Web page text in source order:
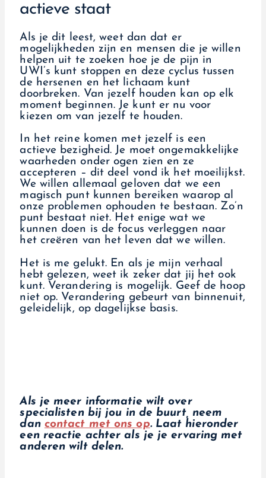
actieve staat
Als je dit leest, weet dan dat er
mogelijkheden zijn en mensen die je willen
helpen uit te zoeken hoe je de pijn in
UWI’s kunt stoppen en deze cyclus tussen
de hersenen en het lichaam kunt
doorbreken. Van jezelf houden kan op elk
moment beginnen. Je kunt er nu voor
kiezen om van jezelf te houden.
In het reine komen met jezelf is een
actieve bezigheid. Je moet ongemakkelijke
waarheden onder ogen zien en ze
accepteren – dit deel vond ik het moeilijkst.
We willen allemaal geloven dat we een
magisch punt kunnen bereiken waarop al
onze problemen ophouden te bestaan. Zo’n
punt bestaat niet. Het enige wat we
kunnen doen is de focus verleggen naar
het creëren van het leven dat we willen.
Het is me gelukt. En als je mijn verhaal
hebt gelezen, weet ik zeker dat jij het ook
kunt. Verandering is mogelijk. Geef de hoop
niet op. Verandering gebeurt van binnenuit,
geleidelijk, op dagelijkse basis.
Als je meer informatie wilt over
specialisten bij jou in de buurt, neem
dan contact met ons op. Laat hieronder
een reactie achter als je je ervaring met
anderen wilt delen.